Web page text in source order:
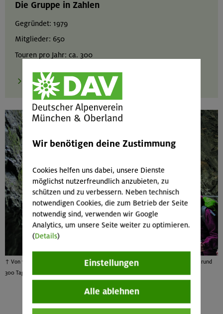
Die Gruppe in Zahlen
Gegründet: 1979
Mitglieder: 650
Touren pro Jahr: ca. 300
zur Gruppenseite
↑ Von wegen Kaffeekränzchen: Die Seniorengruppe der Sektion München ist an rund
300 Tagen im Jahr unterwegs.
zur Übersicht
Wir benötigen deine Zustimmung
Cookies helfen uns dabei, unsere Dienste
möglichst nutzerfreundlich anzubieten, zu
schützen und zu verbessern. Neben technisch
notwendigen Cookies, die zum Betrieb der Seite
notwendig sind, verwenden wir Google
Analytics, um unsere Seite weiter zu optimieren.
(Details)
Einstellungen
Alle ablehnen